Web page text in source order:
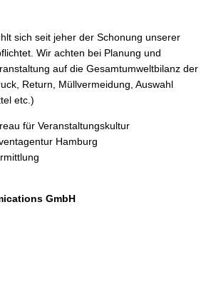
sich seit jeher der Schonung unserer
Wir achten bei Planung und
auf die Gesamtumweltbilanz der
Return, Müllvermeidung, Auswahl
etc.)
für Veranstaltungskultur
Hamburg
GmbH